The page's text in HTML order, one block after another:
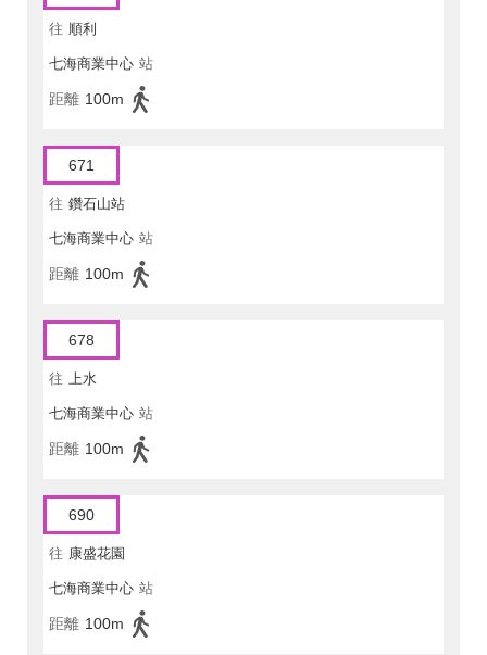
往 順利
七海商業中心 站
距離 100m
671
往 鑽石山站
七海商業中心 站
距離 100m
678
往 上水
七海商業中心 站
距離 100m
690
往 康盛花園
七海商業中心 站
距離 100m